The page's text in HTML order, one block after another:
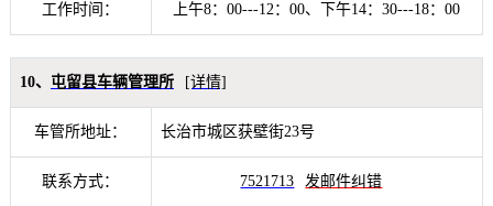
工作时间： 上午8：00---12：00、下午14：30---18：00
10、 屯留县车辆管理所 [详情]
车管所地址： 长治市城区获壁街23号
联系方式： 7521713 发邮件纠错